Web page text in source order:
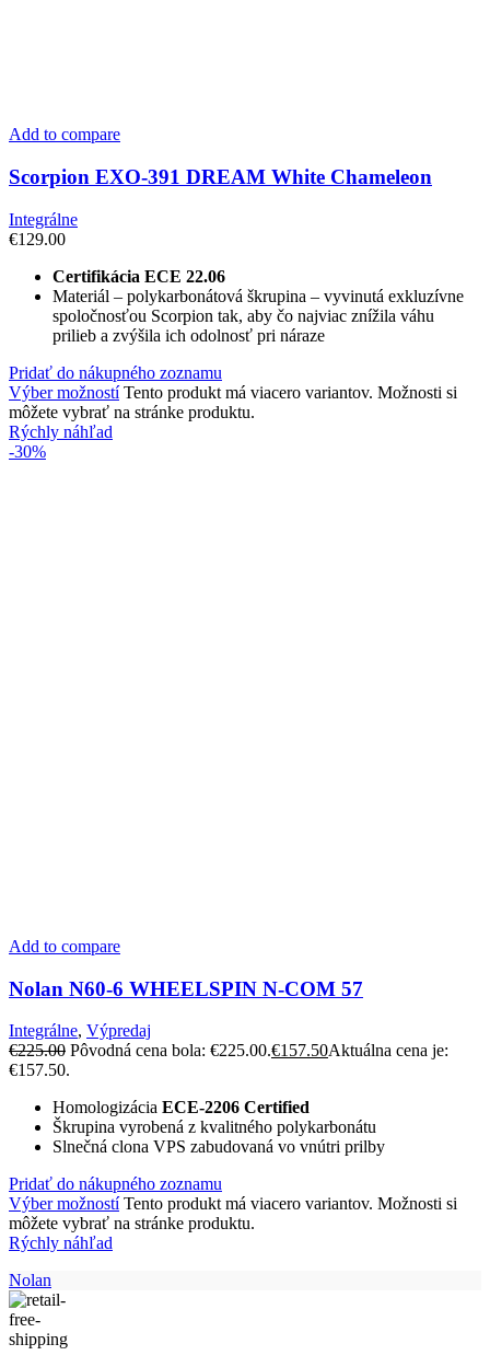
Add to compare
Scorpion EXO-391 DREAM White Chameleon
Integrálne
€129.00
Certifikácia ECE 22.06
Materiál – polykarbonátová škrupina – vyvinutá exkluzívne
spoločnosťou Scorpion tak, aby čo najviac znížila váhu
prilieb a zvýšila ich odolnosť pri náraze
Pridať do nákupného zoznamu
Výber možností Tento produkt má viacero variantov. Možnosti si
môžete vybrať na stránke produktu.
Rýchly náhľad
-30%
Add to compare
Nolan N60-6 WHEELSPIN N-COM 57
Integrálne, Výpredaj
€225.00 Pôvodná cena bola: €225.00.€157.50Aktuálna cena je:
€157.50.
Homologizácia ECE-2206 Certified
Škrupina vyrobená z kvalitného polykarbonátu
Slnečná clona VPS zabudovaná vo vnútri prilby
Pridať do nákupného zoznamu
Výber možností Tento produkt má viacero variantov. Možnosti si
môžete vybrať na stránke produktu.
Rýchly náhľad
Nolan